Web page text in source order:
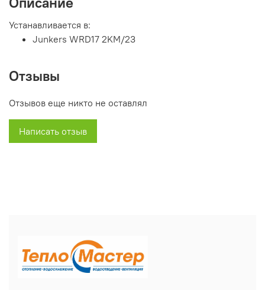
Устанавливается в:
Junkers WRD17 2KM/23
Отзывы
Отзывов еще никто не оставлял
Написать отзыв